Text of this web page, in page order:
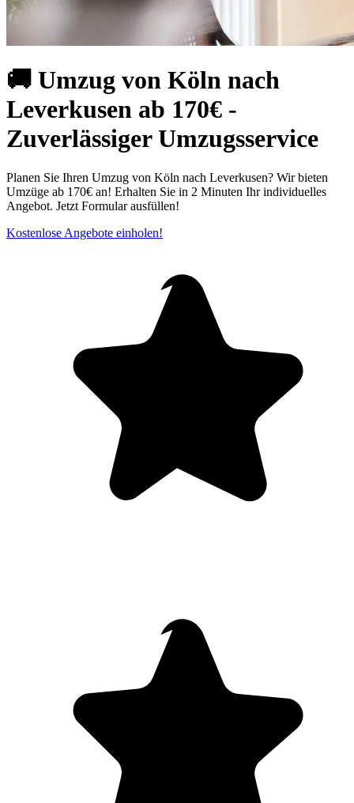
🚚 Umzug von Köln⁠ nach
Leverkusen ab 170€ -
Zuverlässiger Umzugsservice
Planen Sie Ihren Umzug von Köln nach Leverkusen? Wir bieten
Umzüge ab 170€ an! Erhalten Sie in 2 Minuten Ihr individuelles
Angebot. Jetzt Formular ausfüllen!
Kostenlose Angebote einholen!